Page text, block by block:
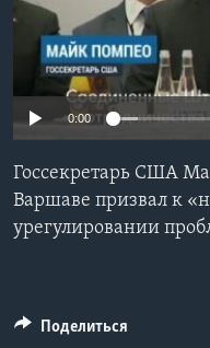
Learning English
СОЦИАЛЬНЫЕ СЕТИ
Языки
No media
0:00
Госсекретарь США
Варшаве призвал к
урегулировании
Поделиться